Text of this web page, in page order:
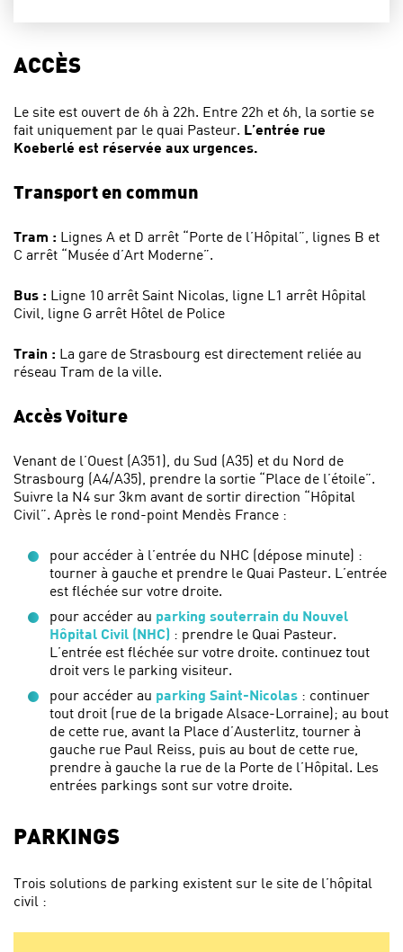
ACCÈS
Le site est ouvert de 6h à 22h. Entre 22h et 6h, la sortie se
fait uniquement par le quai Pasteur. L’entrée rue
Koeberlé est réservée aux urgences.
Transport en commun
Tram : Lignes A et D arrêt “Porte de l’Hôpital”, lignes B et
C arrêt “Musée d’Art Moderne”.
Bus : Ligne 10 arrêt Saint Nicolas, ligne L1 arrêt Hôpital
Civil, ligne G arrêt Hôtel de Police
Train : La gare de Strasbourg est directement reliée au
réseau Tram de la ville.
Accès Voiture
Venant de l’Ouest (A351), du Sud (A35) et du Nord de
Strasbourg (A4/A35), prendre la sortie “Place de l’étoile”.
Suivre la N4 sur 3km avant de sortir direction “Hôpital
Civil”. Après le rond-point Mendès France :
pour accéder à l’entrée du NHC (dépose minute) :
tourner à gauche et prendre le Quai Pasteur. L’entrée
est fléchée sur votre droite.
pour accéder au parking souterrain du Nouvel
Hôpital Civil (NHC) : prendre le Quai Pasteur.
L’entrée est fléchée sur votre droite. continuez tout
droit vers le parking visiteur.
pour accéder au parking Saint-Nicolas : continuer
tout droit (rue de la brigade Alsace-Lorraine); au bout
de cette rue, avant la Place d’Austerlitz, tourner à
gauche rue Paul Reiss, puis au bout de cette rue,
prendre à gauche la rue de la Porte de l’Hôpital. Les
entrées parkings sont sur votre droite.
PARKINGS
Trois solutions de parking existent sur le site de l’hôpital
civil :